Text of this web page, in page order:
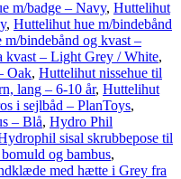
m/badge – Navy, Huttelihut
, Huttelihut hue m/bindebånd
bindebånd og kvast –
kvast – Light Grey / White,
Oak, Huttelihut nissehue til
lang – 6-10 år, Huttelihut
i sejlbåd – PlanToys,
– Blå, Hydro Phil
sisal skrubbepose til
og bambus,
med hætte i Grey fra